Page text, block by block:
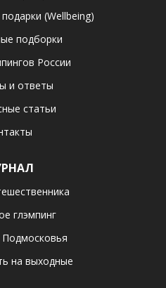
(Wellbeing)
подборки
России
и ответы
статьи
глэмпинг
Подмосковья
на выходные